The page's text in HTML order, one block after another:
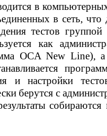
в
в сеть, что
тестов
как
OCA New Line),
и настройки
берутся с